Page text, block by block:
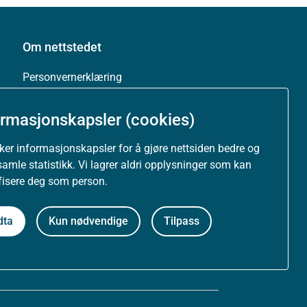
(cookies)
informasjonskapsler for å gjøre nettsiden bedre og
statistikk. Vi lagrer aldri opplysninger som kan
deg som person.
Kun nødvendige Tilpass
Om nettstedet
Personvernerklæring
Tilgjengelighetserklæring (uustatus.no)
Besøksstatistikk og informasjonskapsler
Nyhetsvarsel og abonnement
Åpne data (API)